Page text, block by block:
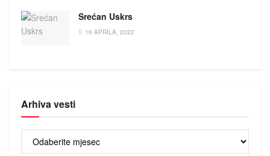
Srećan Uskrs
16 APRILA, 2022
Arhiva vesti
Arhiva
vesti